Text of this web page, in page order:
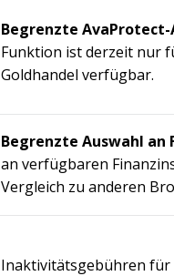
Begrenzte AvaProtect-
Funktion ist derzeit nur
Goldhandel verfügbar.
Begrenzte Auswahl
an verfügbaren
Vergleich zu anderen
Inaktivitätsgebühren für